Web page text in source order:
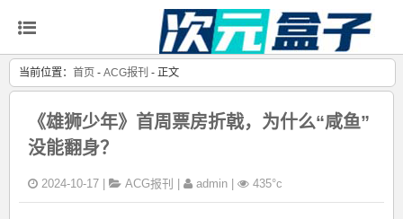
当前位置： 首页 - ACG报刊 - 正文
《雄狮少年》首周票房折戟，为什么“咸鱼”
没能翻身？
2024-10-17 | ACG报刊 admin | 435°c